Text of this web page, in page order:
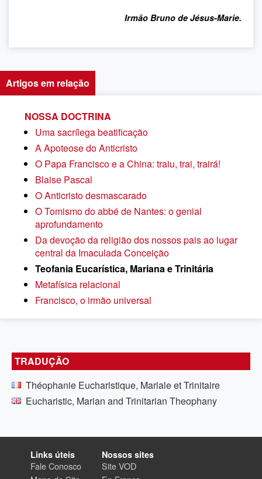
Irmão Bruno de Jésus-Marie.
Artigos em relação
NOSSA DOCTRINA
Uma sacrílega beatificação
A Apoteose do Anticristo
O Papa Francisco e a China: traiu, trai, trairá!
Blaise Pascal
O Anticristo desmascarado
O Tomismo do abbé de Nantes: o genial
aprofundamento
Da devoção da religião dos nossos pais ao lugar
central da Imaculada Conceição
Teofania Eucarística, Mariana e Trinitária
Metafísica relacional
Francisco, o irmão universal
TRADUÇÃO
Théophanie Eucharistique, Mariale et Trinitaire
Eucharistic, Marian and Trinitarian Theophany
Links úteis
Fale Conosco
Nossos sites
Site VOD